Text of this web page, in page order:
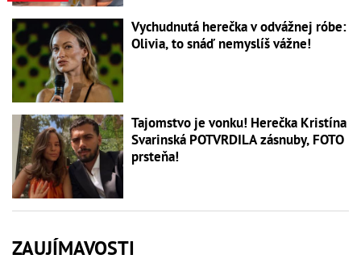
Vychudnutá herečka v odvážnej róbe:
Olivia, to snáď nemyslíš vážne!
Tajomstvo je vonku! Herečka Kristína
Svarinská POTVRDILA zásnuby, FOTO
prsteňa!
ZAUJÍMAVOSTI